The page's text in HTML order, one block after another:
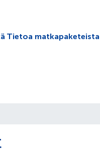
Tietoa matkapaketeista